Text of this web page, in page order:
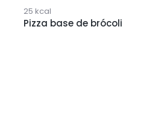
25 kcal
Pizza base de brócoli